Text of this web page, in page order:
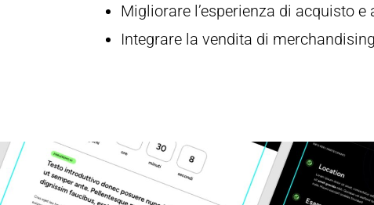
Migliorare l’esperienza di acquisto e
Integrare la vendita di